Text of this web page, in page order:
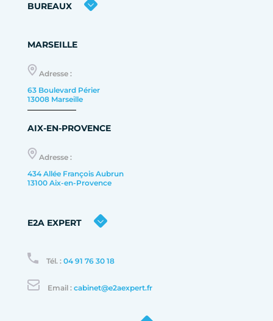
BUREAUX
MARSEILLE
Adresse :
63 Boulevard Périer
13008 Marseille
AIX-EN-PROVENCE
Adresse :
434 Allée François Aubrun
13100 Aix-en-Provence
E2A EXPERT
Tél. : 04 91 76 30 18
Email : cabinet@e2aexpert.fr